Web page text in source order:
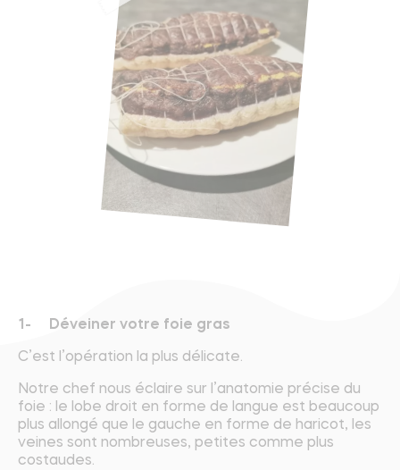
1- Déveiner votre foie gras
C’est l’opération la plus délicate.
Notre chef nous éclaire sur l’anatomie précise du
foie : le lobe droit en forme de langue est beaucoup
plus allongé que le gauche en forme de haricot, les
veines sont nombreuses, petites comme plus
costaudes.